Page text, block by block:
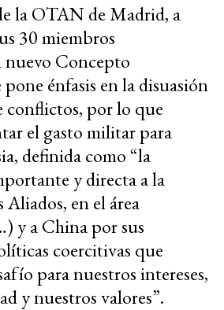
la OTAN de Madrid, a
30 miembros
Concepto
énfasis en la disuasión
conflictos, por lo que
el gasto militar para
definida como “la
y directa a la
Aliados, en el área
y a China por sus
coercitivas que
para nuestros intereses,
y nuestros valores”.